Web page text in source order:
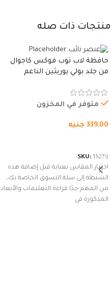
منتجات ذات صله
حافظة لاب توب فوكس كاجوال
من جلد بولي يوريثين الناعم
وسوستة.
متوفر في المخزون
339,00 جنيه
SKU: 11076
اختيار المقاس بعناية قبل إضافة هذه
الشنطة إلى سلة التسوق الخاصة بك،
من المهم جدًا قراءة التعليمات والأبعاد
المذكورة في